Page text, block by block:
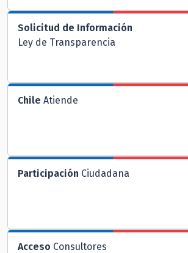
Solicitud de Información
Ley de Transparencia
Chile Atiende
Participación Ciudadana
Acceso Consultores